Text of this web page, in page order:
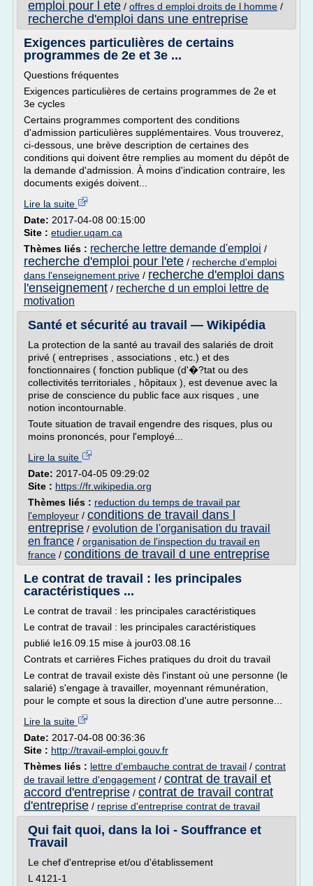
emploi pour l ete / offres d emploi droits de l homme /
recherche d'emploi dans une entreprise
Exigences particulières de certains
programmes de 2e et 3e ...
Questions fréquentes
Exigences particulières de certains programmes de 2e et
3e cycles
Certains programmes comportent des conditions
d'admission particulières supplémentaires. Vous trouverez,
ci-dessous, une brève description de certaines des
conditions qui doivent être remplies au moment du dépôt de
la demande d'admission. À moins d'indication contraire, les
documents exigés doivent...
Lire la suite
Date: 2017-04-08 00:15:00
Site : etudier.uqam.ca
Thèmes liés : recherche lettre demande d'emploi /
recherche d'emploi pour l'ete / recherche d'emploi
dans l'enseignement prive / recherche d'emploi dans
l'enseignement / recherche d un emploi lettre de
motivation
Santé et sécurité au travail — Wikipédia
La protection de la santé au travail des salariés de droit
privé ( entreprises , associations , etc.) et des
fonctionnaires ( fonction publique (d'�?tat ou des
collectivités territoriales , hôpitaux ), est devenue avec la
prise de conscience du public face aux risques , une
notion incontournable.
Toute situation de travail engendre des risques, plus ou
moins prononcés, pour l'employé...
Lire la suite
Date: 2017-04-05 09:29:02
Site : https://fr.wikipedia.org
Thèmes liés : reduction du temps de travail par
l'employeur / conditions de travail dans l
entreprise / evolution de l'organisation du travail
en france / organisation de l'inspection du travail en
france / conditions de travail d une entreprise
Le contrat de travail : les principales
caractéristiques ...
Le contrat de travail : les principales caractéristiques
Le contrat de travail : les principales caractéristiques
publié le16.09.15 mise à jour03.08.16
Contrats et carrières Fiches pratiques du droit du travail
Le contrat de travail existe dès l'instant où une personne (le
salarié) s'engage à travailler, moyennant rémunération,
pour le compte et sous la direction d'une autre personne...
Lire la suite
Date: 2017-04-08 00:36:36
Site : http://travail-emploi.gouv.fr
Thèmes liés : lettre d'embauche contrat de travail / contrat
de travail lettre d'engagement / contrat de travail et
accord d'entreprise / contrat de travail contrat
d'entreprise / reprise d'entreprise contrat de travail
Qui fait quoi, dans la loi - Souffrance et
Travail
Le chef d'entreprise et/ou d'établissement
L 4121-1